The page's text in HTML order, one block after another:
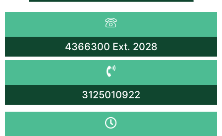
4366300 Ext. 2028
3125010922